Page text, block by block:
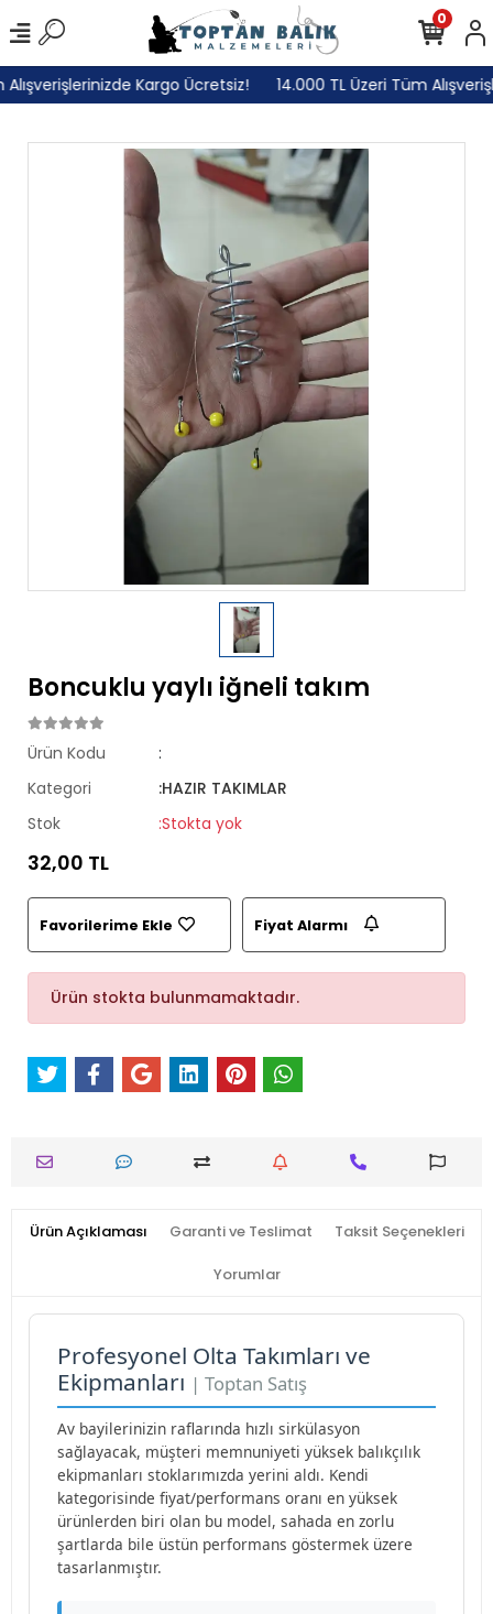
Kargo Ücretsiz! 14.000 TL Üzeri Tüm
0
Boncuklu yaylı iğneli takım
Ürün Kodu
:
Kategori
:HAZIR TAKIMLAR
Stok
:Stokta yok
32,00 TL
Favorilerime Ekle Fiyat Alarmı
Ürün stokta bulunmamaktadır.
Ürün Açıklaması Garanti ve Teslimat Taksit Seçenekleri
Yorumlar
Profesyonel Olta Takımları ve
Ekipmanları | Toptan Satış
Av bayilerinizin raflarında hızlı sirkülasyon
sağlayacak, müşteri memnuniyeti yüksek balıkçılık
ekipmanları stoklarımızda yerini aldı. Kendi
kategorisinde fiyat/performans oranı en yüksek
ürünlerden biri olan bu model, sahada en zorlu
şartlarda bile üstün performans göstermek üzere
tasarlanmıştır.